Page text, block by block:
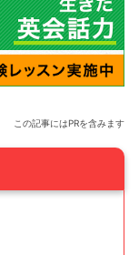
この記事にはPRを含みます